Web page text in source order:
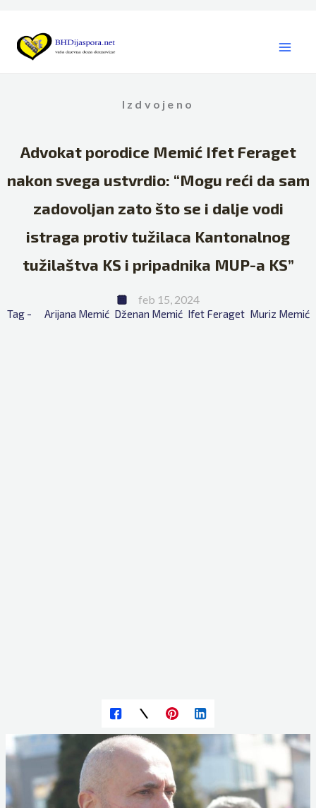
content
Izdvojeno
Advokat porodice Memić Ifet Feraget
nakon svega ustvrdio: “Mogu reći da sam
zadovoljan zato što se i dalje vodi
istraga protiv tužilaca Kantonalnog
tužilaštva KS i pripadnika MUP-a KS”
feb 15, 2024
Tag - Arijana Memić Dženan Memić Ifet Feraget Muriz Memić